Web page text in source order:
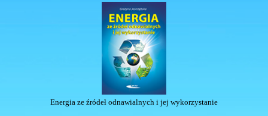
Energia ze źródeł odnawialnych i jej wykorzystanie